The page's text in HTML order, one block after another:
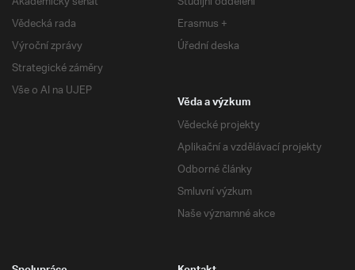
Vědecká rada
Výroční zprávy
Strategické záměry
Vše o AI na UJEP
Erasmus +
Úřední deska
Věda a výzkum
Vědecké projekty
Aplikační a vzdělávací projekty
Odborné články
Smluvní výzkum
Naše významné akce